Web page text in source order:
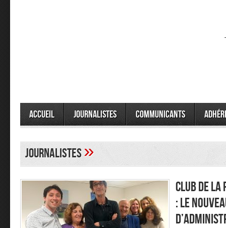
Accueil Journalistes Communicants
journalistes»
Club de la
: le